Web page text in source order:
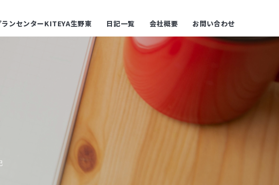
ランセンターKITEYA生野東 日記一覧 会社概要 お問い合わせ